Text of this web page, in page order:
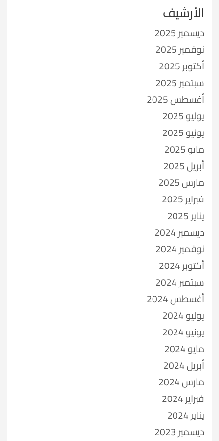
الأرشيف
ديسمبر 2025
نوفمبر 2025
أكتوبر 2025
سبتمبر 2025
أغسطس 2025
يوليو 2025
يونيو 2025
مايو 2025
أبريل 2025
مارس 2025
فبراير 2025
يناير 2025
ديسمبر 2024
نوفمبر 2024
أكتوبر 2024
سبتمبر 2024
أغسطس 2024
يوليو 2024
يونيو 2024
مايو 2024
أبريل 2024
مارس 2024
فبراير 2024
يناير 2024
ديسمبر 2023